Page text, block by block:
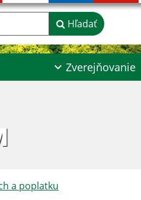
Hľadať
Zverejňovanie
a poplatku